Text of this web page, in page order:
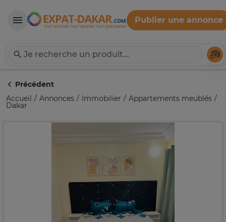
Expat-Dakar
Publier une annonce
Précédent
Accueil
Annonces Immobilier Appartements meublés
Dakar